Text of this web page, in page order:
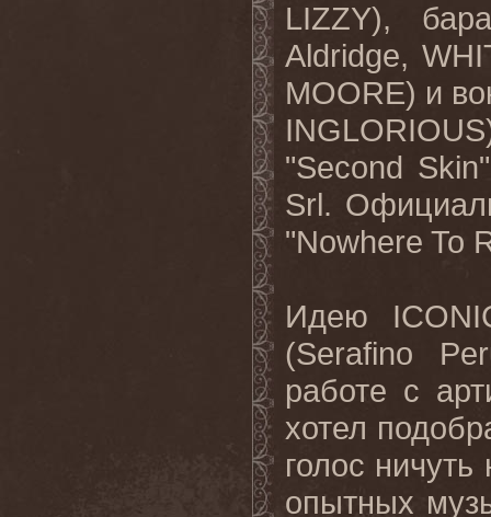
LIZZY),
Aldridge,
MOORE) и
"Second
Srl.
"Nowhere To
Идею
(Serafino
работе с
хотел
голос
опытных